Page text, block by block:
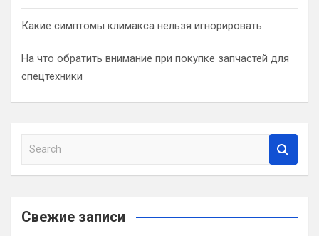
Какие симптомы климакса нельзя игнорировать
На что обратить внимание при покупке запчастей для
спецтехники
a
c
Свежие записи